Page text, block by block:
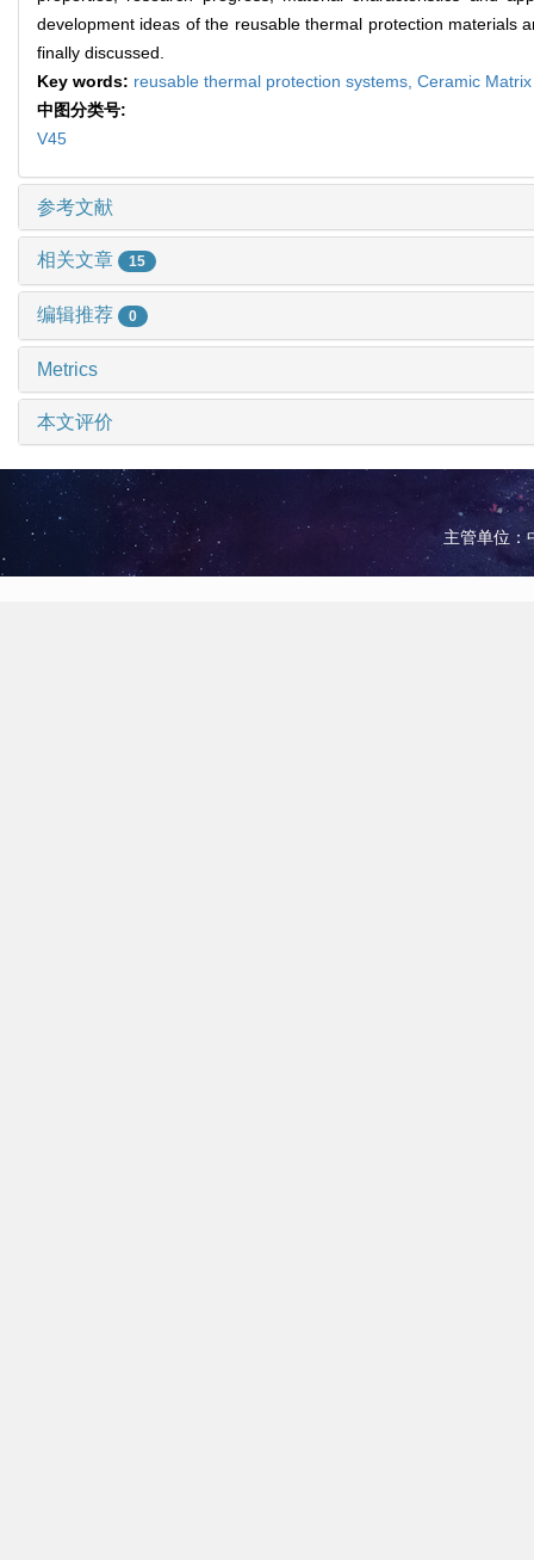
development ideas of the reusable thermal protection materials
finally discussed.
Key words: reusable thermal protection systems, Ceramic
中图分类号:
V45
参考文献
相关文章 15
编辑推荐 0
Metrics
本文评价
主管单位：